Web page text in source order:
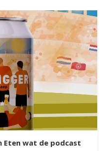
Eten wat de podcast